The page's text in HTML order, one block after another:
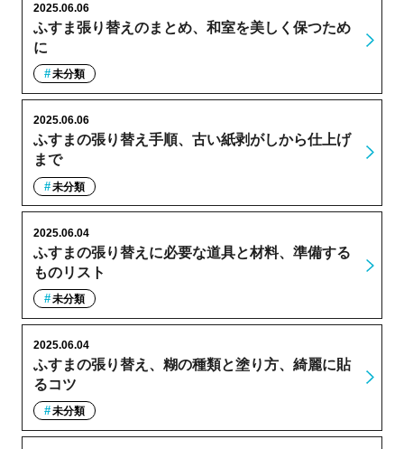
ふすま張り替えのまとめ、和室を美しく保つため
に
2025.06.06
未分類
ふすまの張り替え手順、古い紙剥がしから仕上げ
まで
2025.06.06
未分類
ふすまの張り替えに必要な道具と材料、準備する
ものリスト
2025.06.04
未分類
ふすまの張り替え、糊の種類と塗り方、綺麗に貼
るコツ
2025.06.04
未分類